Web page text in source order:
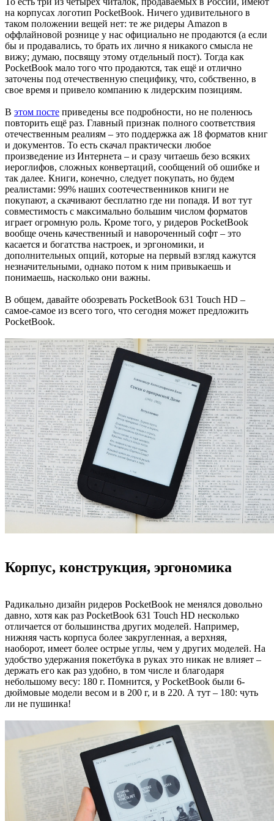
на корпусах логотип PocketBook. Ничего удивительного в
таком положении вещей нет: те же ридеры Amazon в
оффлайновой рознице у нас официально не продаются (а если
бы и продавались, то брать их лично я никакого смысла не
вижу; думаю, посвящу этому отдельный пост). Тогда как
PocketBook мало того что продаются, так ещё и отлично
заточены под отечественную специфику, что, собственно, в
свое время и привело компанию к лидерским позициям.
В этом посте приведены все подробности, но не поленюсь
повторить ещё раз. Главный признак полного соответствия
отечественным реалиям – это поддержка аж 18 форматов книг
и документов. То есть скачал практически любое
произведение из Интернета – и сразу читаешь безо всяких
иероглифов, сложных конвертаций, сообщений об ошибке и
так далее. Книги, конечно, следует покупать, но будем
реалистами: 99% наших соотечественников книги не
покупают, а скачивают бесплатно где ни попадя. И вот тут
совместимость с максимально большим числом форматов
играет огромную роль. Кроме того, у ридеров PocketBook
вообще очень качественный и навороченный софт – это
касается и богатства настроек, и эргономики, и
дополнительных опций, которые на первый взгляд кажутся
незначительными, однако потом к ним привыкаешь и
понимаешь, насколько они важны.
В общем, давайте обозревать PocketBook 631 Touch HD –
самое-самое из всего того, что сегодня может предложить
PocketBook.
Корпус, конструкция, эргономика
Радикально дизайн ридеров PocketBook не менялся довольно
давно, хотя как раз PocketBook 631 Touch HD несколько
отличается от большинства других моделей. Например,
нижняя часть корпуса более закругленная, а верхняя,
наоборот, имеет более острые углы, чем у других моделей. На
удобство удержания покетбука в руках это никак не влияет –
держать его как раз удобно, в том числе и благодаря
небольшому весу: 180 г. Помнится, у PocketBook были 6-
дюймовые модели весом и в 200 г, и в 220. А тут – 180: чуть
ли не пушинка!